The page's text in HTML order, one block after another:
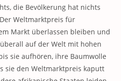
die Bevölkerung hat nichts
Weltmarktpreis für
Markt überlassen bleiben und
auf der Welt mit hohen
sie aufhören, ihre Baumwolle
sie den Weltmarktpreis kaputt